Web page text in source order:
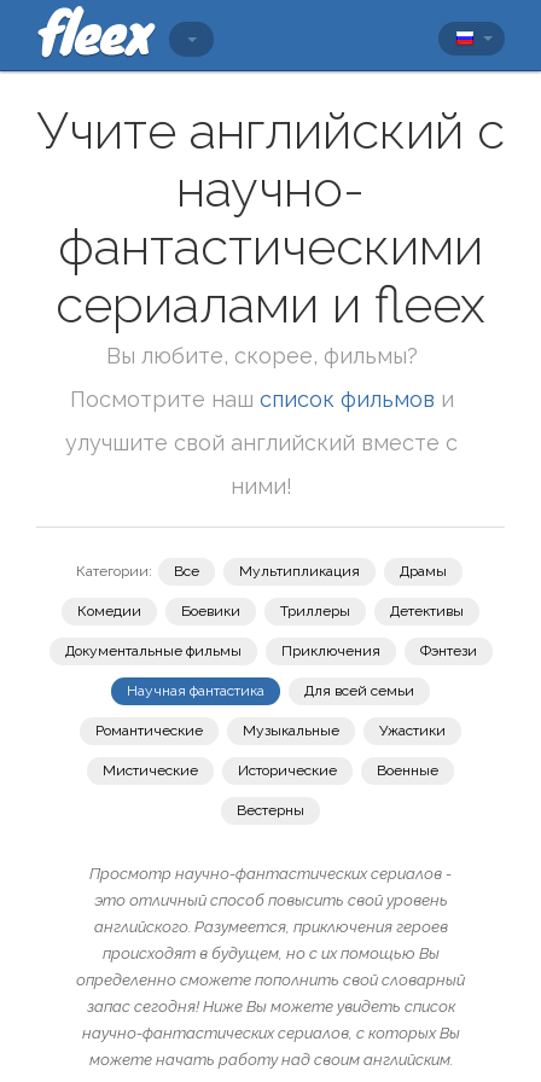
Учите английский с
научно-
фантастическими
сериалами и fleex
Вы любите, скорее, фильмы?
Посмотрите наш список фильмов и
улучшите свой английский вместе с
ними!
Категории: Все Мультипликация Драмы
Комедии Боевики Триллеры Детективы
Документальные фильмы Приключения Фэнтези
Научная фантастика Для всей семьи
Романтические Музыкальные Ужастики
Мистические Исторические Военные
Вестерны
Просмотр научно-фантастических сериалов -
это отличный способ повысить свой уровень
английского. Разумеется, приключения героев
происходят в будущем, но с их помощью Вы
определенно сможете пополнить свой словарный
запас сегодня! Ниже Вы можете увидеть список
научно-фантастических сериалов, с которых Вы
можете начать работу над своим английским.